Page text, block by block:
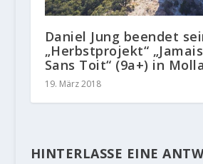
Daniel Jung beendet
„Herbstprojekt“
Sans Toit“ (9a+) in
19. März 2018
HINTERLASSE EINE